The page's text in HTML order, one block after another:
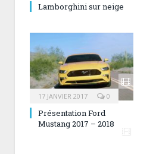
Lamborghini sur neige
17 JANVIER 2017 0
Présentation Ford
Mustang 2017 – 2018